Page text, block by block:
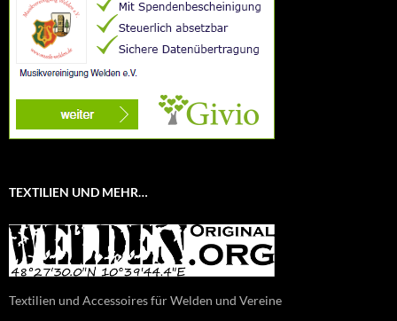
TEXTILIEN UND MEHR…
Textilien und Accessoires für Welden und Vereine